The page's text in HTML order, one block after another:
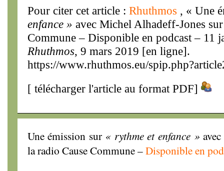
Pour citer cet article : Rhuthmos , « Une
enfance » avec Michel Alhadeff-Jones
Commune – Disponible en podcast – 11
Rhuthmos, 9 mars 2019 [en ligne].
https://www.rhuthmos.eu/
[ télécharger l'article au format PDF]
Une émission sur « rythme et enfance »
la radio Cause Commune –Disponible en